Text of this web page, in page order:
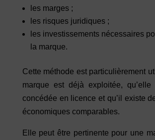
les marges ;
les risques juridiques ;
les investissements nécessaires
la marque.
Cette méthode est particulièrement
marque est déjà exploitée, qu’elle
concédée en licence et qu’il existe
économiques comparables.
Elle peut être pertinente pour une